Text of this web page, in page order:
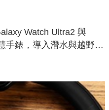
Watch Ultra2 與
手錶，導入潛水與越野跑